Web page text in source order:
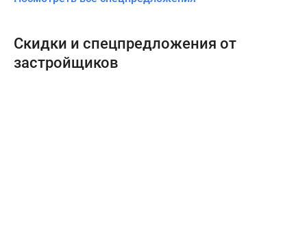
Скидки и спецпредложения от
застройщиков